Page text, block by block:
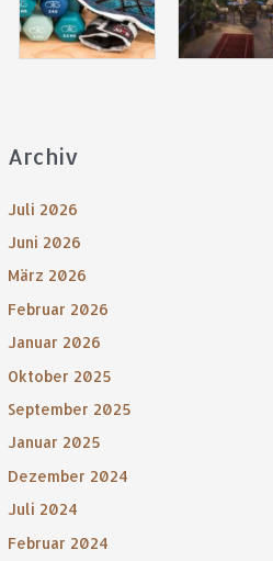
Archiv
Juli 2026
Juni 2026
März 2026
Februar 2026
Januar 2026
Oktober 2025
September 2025
Januar 2025
Dezember 2024
Juli 2024
Februar 2024